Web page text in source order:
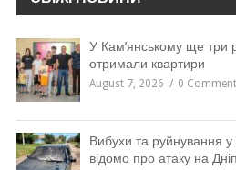
У Кам’янському ще три
отримали квартири
August 7, 2026 0 Comment
Вибухи та руйнування
відомо про атаку на